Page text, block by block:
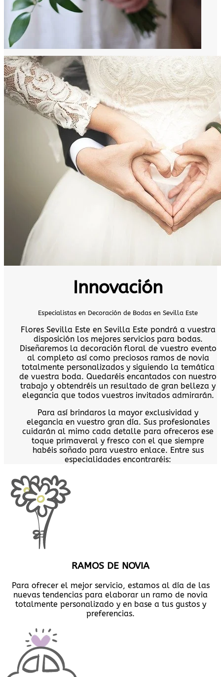
Innovación
Especialistas en Decoración de Bodas en Sevilla Este
Flores Sevilla Este en Sevilla Este pondrá a vuestra
disposición los mejores servicios para bodas.
Diseñaremos la decoración floral de vuestro evento
al completo así como preciosos ramos de novia
totalmente personalizados y siguiendo la temática
de vuestra boda. Quedaréis encantados con nuestro
trabajo y obtendréis un resultado de gran belleza y
elegancia que todos vuestros invitados admirarán.
Para así brindaros la mayor exclusividad y
elegancia en vuestro gran día. Sus profesionales
cuidarán al mimo cada detalle para ofreceros ese
toque primaveral y fresco con el que siempre
habéis soñado para vuestro enlace. Entre sus
especialidades encontraréis:
RAMOS DE NOVIA
Para ofrecer el mejor servicio, estamos al día de las
nuevas tendencias para elaborar un ramo de novia
totalmente personalizado y en base a tus gustos y
preferencias.